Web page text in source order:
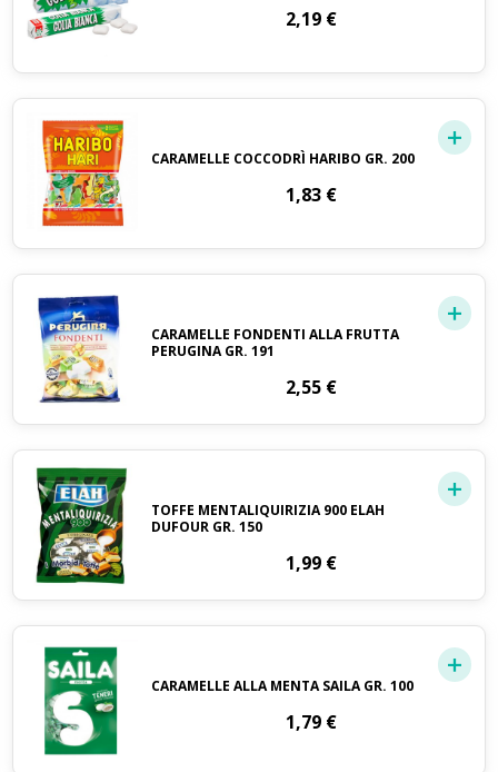
2,19 €
CARAMELLE COCCODRÌ HARIBO GR. 200
1,83 €
CARAMELLE FONDENTI ALLA FRUTTA
PERUGINA GR. 191
2,55 €
TOFFE MENTALIQUIRIZIA 900 ELAH
DUFOUR GR. 150
1,99 €
CARAMELLE ALLA MENTA SAILA GR. 100
1,79 €